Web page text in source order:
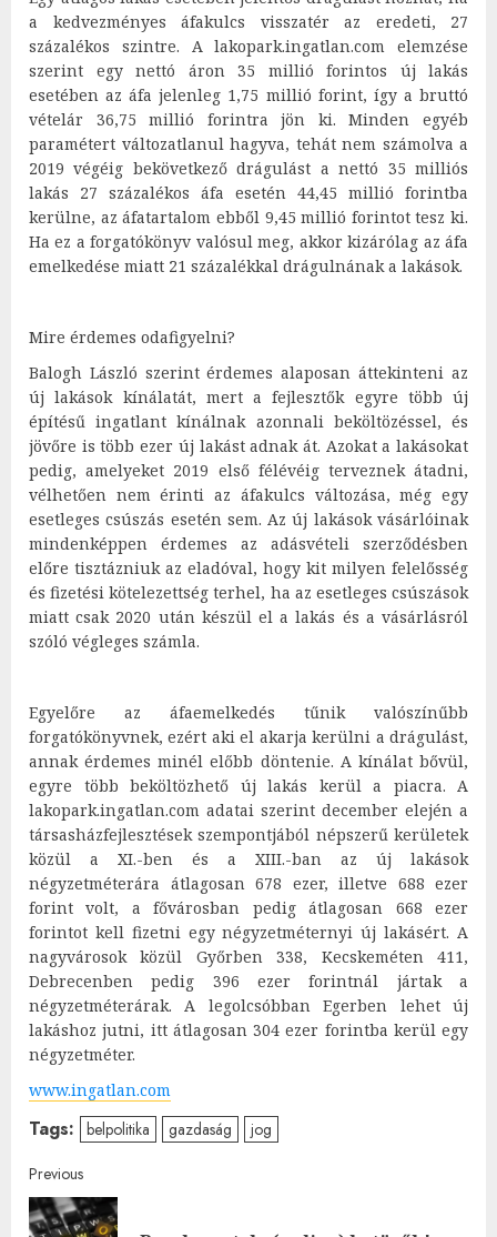
a kedvezményes áfakulcs visszatér az eredeti, 27
százalékos szintre. A lakopark.ingatlan.com elemzése
szerint egy nettó áron 35 millió forintos új lakás
esetében az áfa jelenleg 1,75 millió forint, így a bruttó
vételár 36,75 millió forintra jön ki. Minden egyéb
paramétert változatlanul hagyva, tehát nem számolva a
2019 végéig bekövetkező drágulást a nettó 35 milliós
lakás 27 százalékos áfa esetén 44,45 millió forintba
kerülne, az áfatartalom ebből 9,45 millió forintot tesz ki.
Ha ez a forgatókönyv valósul meg, akkor kizárólag az áfa
emelkedése miatt 21 százalékkal drágulnának a lakások.
Mire érdemes odafigyelni?
Balogh László szerint érdemes alaposan áttekinteni az
új lakások kínálatát, mert a fejlesztők egyre több új
építésű ingatlant kínálnak azonnali beköltözéssel, és
jövőre is több ezer új lakást adnak át. Azokat a lakásokat
pedig, amelyeket 2019 első félévéig terveznek átadni,
vélhetően nem érinti az áfakulcs változása, még egy
esetleges csúszás esetén sem. Az új lakások vásárlóinak
mindenképpen érdemes az adásvételi szerződésben
előre tisztázniuk az eladóval, hogy kit milyen felelősség
és fizetési kötelezettség terhel, ha az esetleges csúszások
miatt csak 2020 után készül el a lakás és a vásárlásról
szóló végleges számla.
Egyelőre az áfaemelkedés tűnik valószínűbb
forgatókönyvnek, ezért aki el akarja kerülni a drágulást,
annak érdemes minél előbb döntenie. A kínálat bővül,
egyre több beköltözhető új lakás kerül a piacra. A
lakopark.ingatlan.com adatai szerint december elején a
társasházfejlesztések szempontjából népszerű kerületek
közül a XI.-ben és a XIII.-ban az új lakások
négyzetméterára átlagosan 678 ezer, illetve 688 ezer
forint volt, a fővárosban pedig átlagosan 668 ezer
forintot kell fizetni egy négyzetméternyi új lakásért. A
nagyvárosok közül Győrben 338, Kecskeméten 411,
Debrecenben pedig 396 ezer forintnál jártak a
négyzetméterárak. A legolcsóbban Egerben lehet új
lakáshoz jutni, itt átlagosan 304 ezer forintba kerül egy
négyzetméter.
www.ingatlan.com
Tags: belpolitika gazdaság jog
Post
Previous